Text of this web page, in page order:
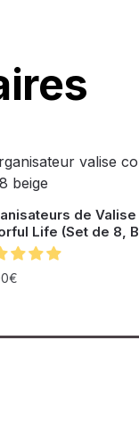
de Valise
Life (Set de 8,
€